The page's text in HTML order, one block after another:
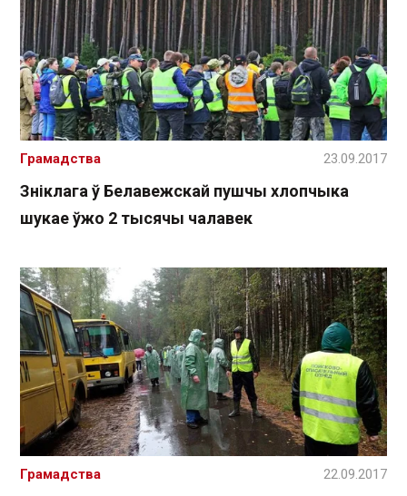
Зніклага ў Белавежскай пушчы хлопчыка
шукае ўжо 2 тысячы чалавек
Грамадства 23.09.2017
Грамадства 22.09.2017